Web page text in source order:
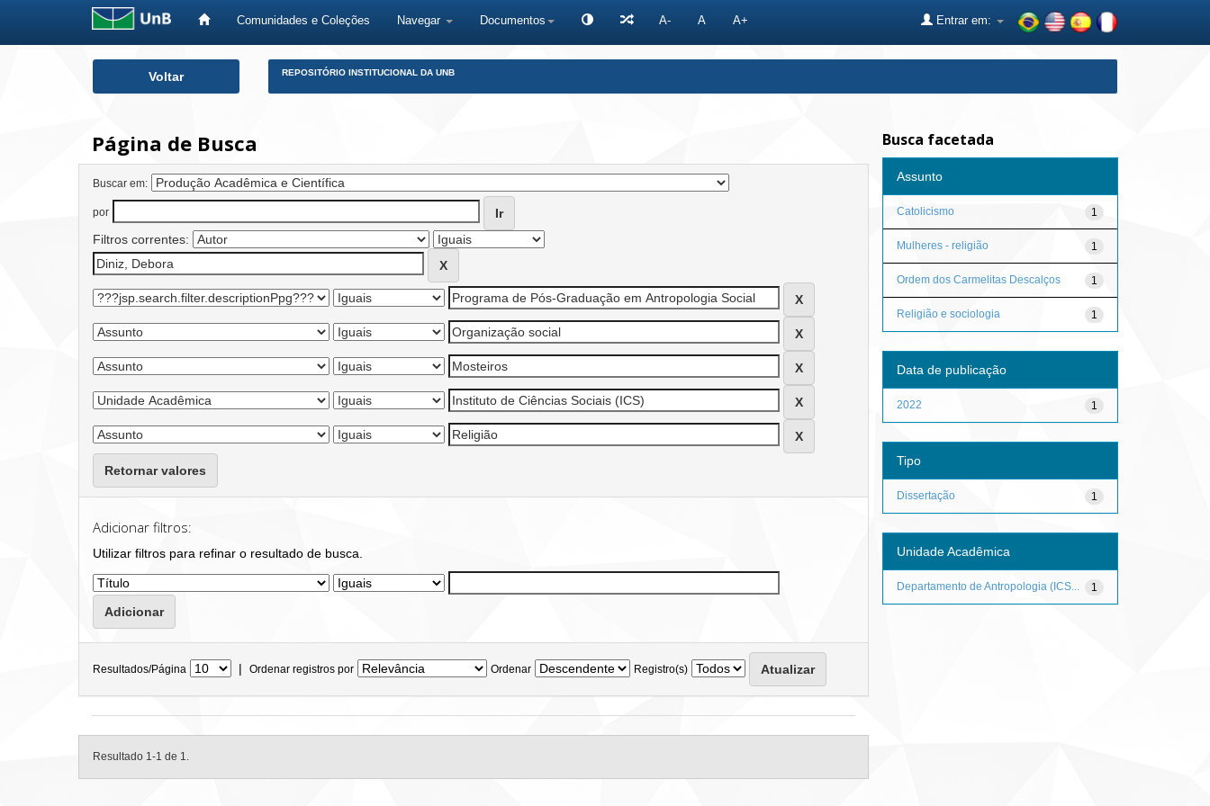
Comunidades e Coleções Navegar Documentos A- A A+ Entrar em:
Voltar REPOSITÓRIO INSTITUCIONAL DA UNB
Página de Busca
Buscar em:
por
Filtros correntes:
Retornar valores
Adicionar filtros:
Utilizar filtros para refinar o resultado de busca.
Resultados/Página | Ordenar registros por Ordenar Registro(s)
Resultado 1-1 de 1.
Busca facetada
Assunto
1
Catolicismo
1
Mulheres - religião
1
Ordem dos Carmelitas Descalços
1
Religião e sociologia
Data de publicação
1
2022
Tipo
1
Dissertação
Unidade Acadêmica
1
Departamento de Antropologia (ICS...